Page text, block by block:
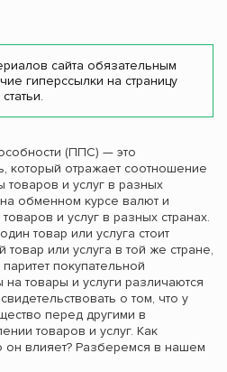
сайта обязательным
гиперссылки на страницу
(ППС) — это
который отражает соотношение
и услуг в разных
обменном курсе валют и
и услуг в разных странах.
товар или услуга стоит
товар или услуга в той же стране,
паритет покупательной
товары и услуги различаются
о том, что у
перед другими в
товаров и услуг. Как
он влияет? Разберемся в нашем